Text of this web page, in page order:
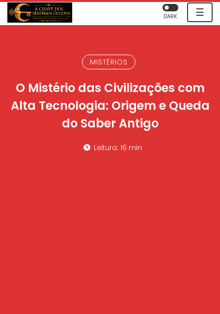
☰
DARK
MISTÉRIOS
O Mistério das Civilizações com
Alta Tecnologia: Origem e Queda
do Saber Antigo
Leitura: 16 min